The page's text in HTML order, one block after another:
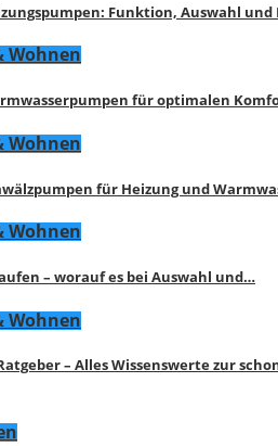
Funktion, Auswahl
Wohnen
für optimalen
Wohnen
für Heizung und
Wohnen
– worauf es bei Auswahl und…
Wohnen
– Alles Wissenswerte zur